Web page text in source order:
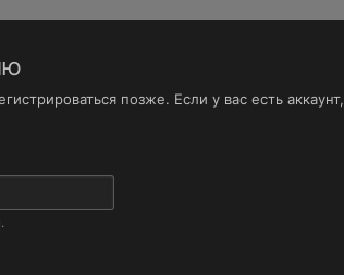
позже. Если у вас есть аккаунт,